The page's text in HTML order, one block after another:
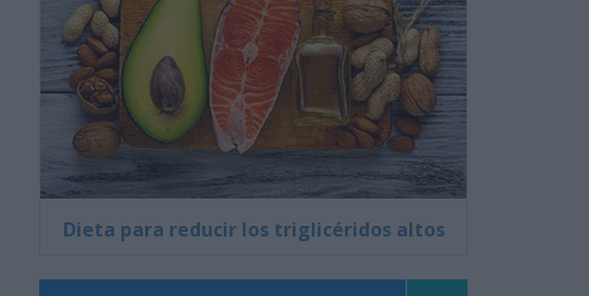
Dieta para reducir los triglicéridos altos